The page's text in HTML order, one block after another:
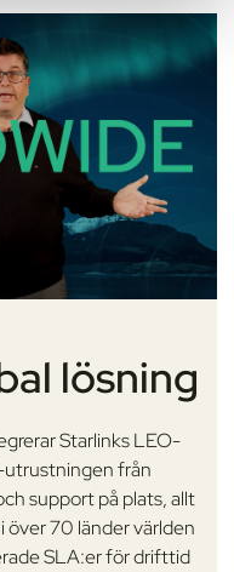
lösning
Starlinks LEO-
från
support på plats, allt
70 länder världen
SLA:er för drifttid